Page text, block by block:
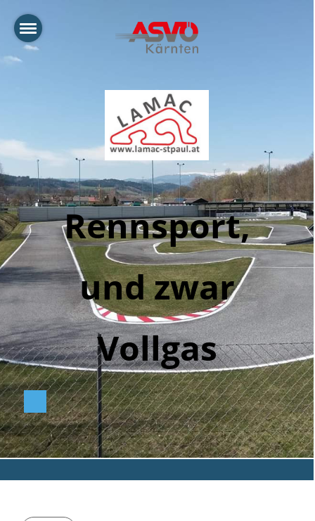
Rennsport,
und zwar
Vollgas